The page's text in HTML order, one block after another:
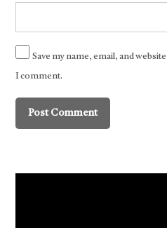
Save my name, email, and
I comment.